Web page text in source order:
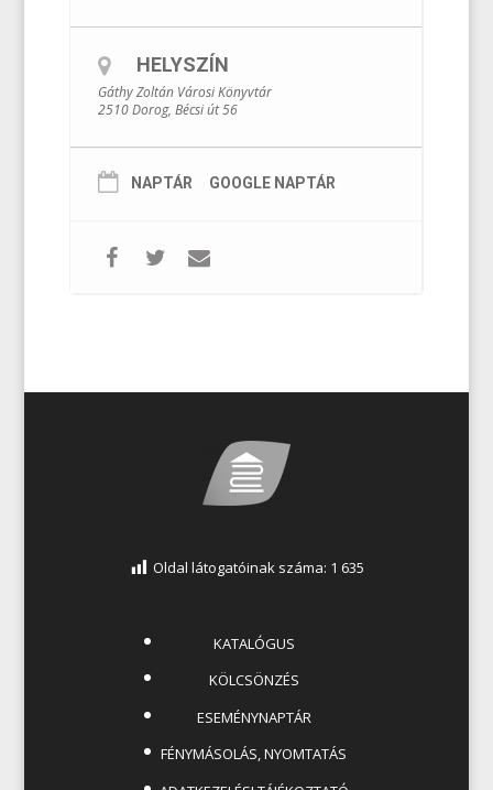
HELYSZÍN
Gáthy Zoltán Városi Könyvtár
2510 Dorog, Bécsi út 56
NAPTÁR GOOGLE NAPTÁR
Oldal látogatóinak száma: 1 635
KATALÓGUS
KÖLCSÖNZÉS
ESEMÉNYNAPTÁR
FÉNYMÁSOLÁS, NYOMTATÁS